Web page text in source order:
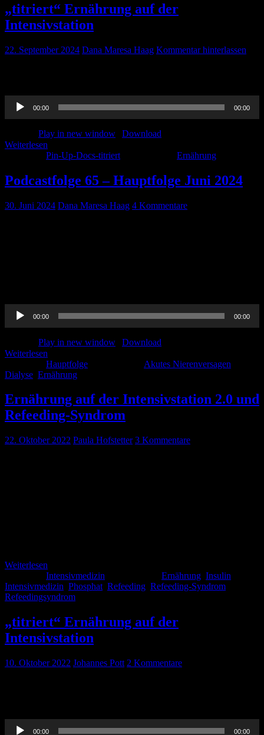
„titriert“ Ernährung auf der
Intensivstation
22. September 2024 Dana Maresa Haag Kommentar hinterlassen
Audio-
Player
00:00 00:00
Play in new window
Download
Weiterlesen
Pin-Up-Docs-titriert Ernährung
Podcastfolge 65 – Hauptfolge Juni 2024
30. Juni 2024 Dana Maresa Haag 4 Kommentare
Audio-
Player
00:00 00:00
Play in new window
Download
Weiterlesen
Hauptfolge Akutes Nierenversagen
Dialyse Ernährung
Ernährung auf der Intensivstation 2.0 und
Refeeding-Syndrom
22. Oktober 2022 Paula Hofstetter 3 Kommentare
Weiterlesen
Intensivmedizin Ernährung Insulin
Intensivmedizin Phosphat Refeeding Refeeding-Syndrom
Refeedingsyndrom
„titriert“ Ernährung auf der
Intensivstation
10. Oktober 2022 Johannes Pott 2 Kommentare
Audio-
00:00 00:00